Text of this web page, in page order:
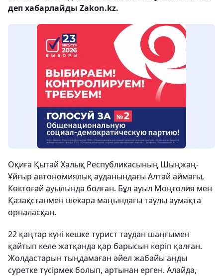
деп хабарлайды Zakon.kz.
Оқиға Қытай Халық Республикасының Шыңжаң-
Ұйғыр автономиялық ауданындағы Алтай аймағы,
Көктоғай ауылында болған. Бұл ауыл Моңғолия мен
Қазақстанмен шекара маңындағы таулы аумақта
орналасқан.
22 қаңтар күні кешке турист таудан шаңғымен
қайтып келе жатқанда қар барысын көріп қалған.
Жолдастарын тыңдамаған әйел жабайы аңды
суретке түсірмек болып, артынан ерген. Алайда,